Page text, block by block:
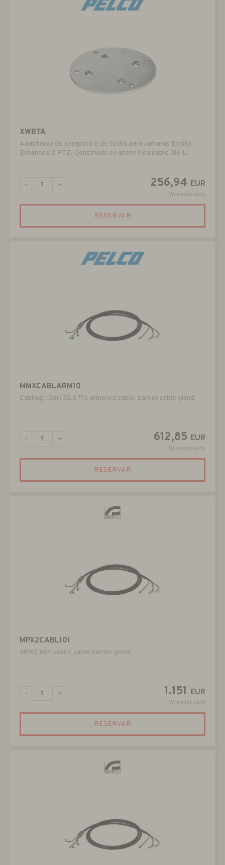
XWBTA
Adaptador de parapeto o de techo para camaras Exsite
Enhanced 2 PTZ. Construido en acero inoxidable 316 L.
256,94 EUR
IVA no incluido
- +
RESERVAR
MMXCABLARM10
Cabling; 10m (32.8 ft); armored cable; barrier cable gland
612,85 EUR
IVA no incluido
- +
RESERVAR
MPX2CABL101
MPX2 10m unarm cable barrier gland
1.151 EUR
IVA no incluido
- +
RESERVAR